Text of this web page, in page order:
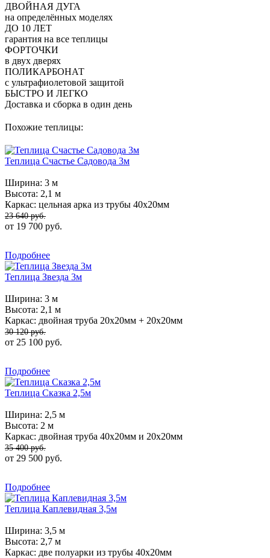
ДВОЙНАЯ ДУГА
на определённых моделях
ДО 10 ЛЕТ
гарантия на все теплицы
ФОРТОЧКИ
в двух дверях
ПОЛИКАРБОНАТ
с ультрафиолетовой защитой
БЫСТРО И ЛЕГКО
Доставка и сборка в один день
Похожие теплицы:
Теплица Счастье Садовода 3м
Ширина: 3 м
Высота: 2,1 м
Каркас: цельная арка из трубы 40х20мм
23 640 руб.
от 19 700 руб.
Подробнее
Теплица Звезда 3м
Ширина: 3 м
Высота: 2,1 м
Каркас: двойная труба 20х20мм + 20х20мм
30 120 руб.
от 25 100 руб.
Подробнее
Теплица Сказка 2,5м
Ширина: 2,5 м
Высота: 2 м
Каркас: двойная труба 40х20мм и 20х20мм
35 400 руб.
от 29 500 руб.
Подробнее
Теплица Каплевидная 3,5м
Ширина: 3,5 м
Высота: 2,7 м
Каркас: две полуарки из трубы 40х20мм